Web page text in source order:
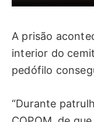
A prisão
interior do
pedófilo
“Durante